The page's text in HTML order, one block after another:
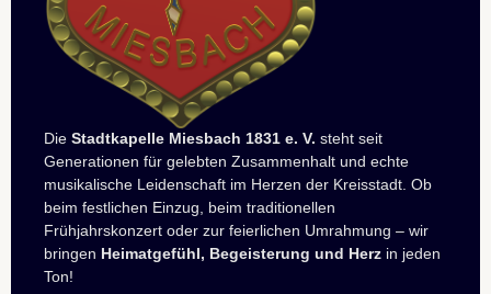
Die Stadtkapelle Miesbach 1831 e. V. steht seit
Generationen für gelebten Zusammenhalt und echte
musikalische Leidenschaft im Herzen der Kreisstadt. Ob
beim festlichen Einzug, beim traditionellen
Frühjahrskonzert oder zur feierlichen Umrahmung – wir
bringen Heimatgefühl, Begeisterung und Herz in jeden
Ton!